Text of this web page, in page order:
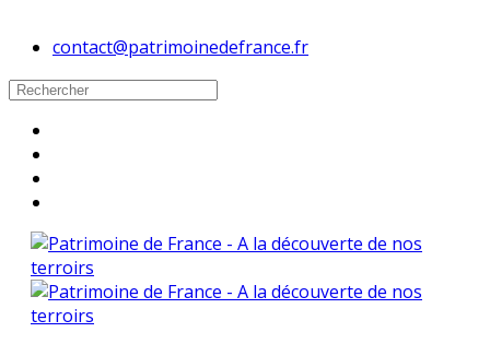
contact@patrimoinedefrance.fr